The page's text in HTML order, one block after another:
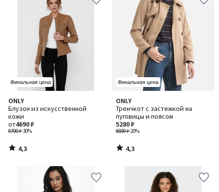
Финальная цена
ONLY
Блузон из искусственной
кожи
6700 ₽-30%
от4690 ₽
4,3
/ 5
4,3
/
Финальная цена
ONLY
Тренчкот с застежкой на
пуговицы и поясом
6600 ₽-20%
5280 ₽
4,3
/ 5
4,3
/